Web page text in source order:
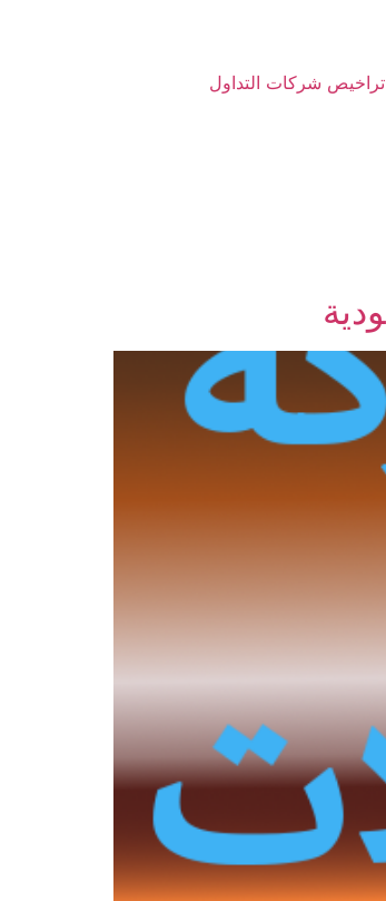
تراخيص شركات التداول